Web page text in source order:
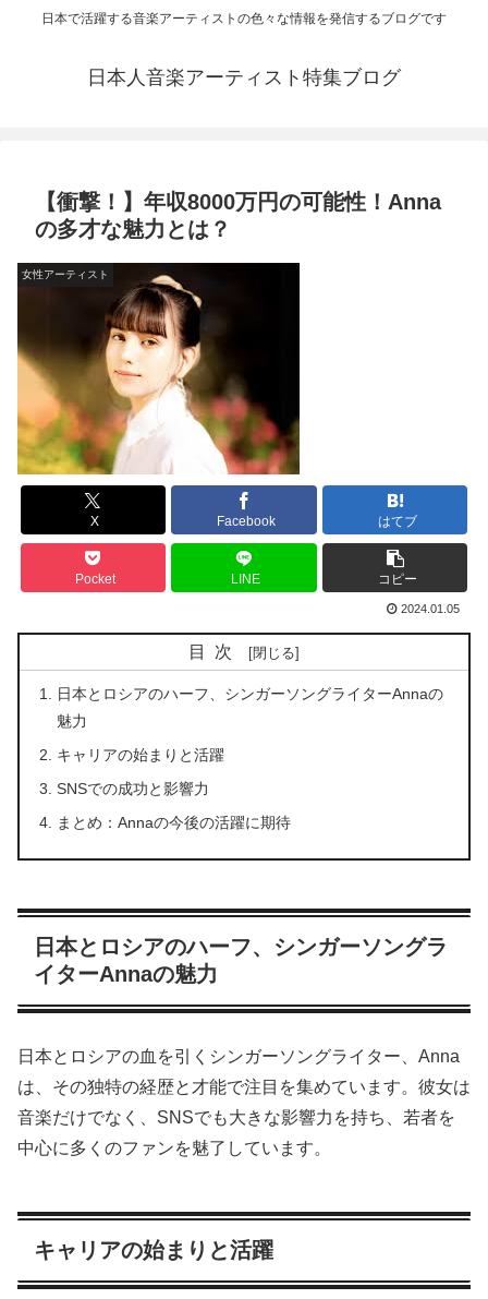
日本で活躍する音楽アーティストの色々な情報を発信するブログです
日本人音楽アーティスト特集ブログ
【衝撃！】年収8000万円の可能性！Anna
の多才な魅力とは？
女性アーティスト
X Facebook はてブ
Pocket LINE コピー
2024.01.05
目次
日本とロシアのハーフ、シンガーソングライターAnnaの
魅力
キャリアの始まりと活躍
SNSでの成功と影響力
まとめ：Annaの今後の活躍に期待
日本とロシアのハーフ、シンガーソングラ
イターAnnaの魅力
日本とロシアの血を引くシンガーソングライター、Anna
は、その独特の経歴と才能で注目を集めています。彼女は
音楽だけでなく、SNSでも大きな影響力を持ち、若者を
中心に多くのファンを魅了しています。
キャリアの始まりと活躍